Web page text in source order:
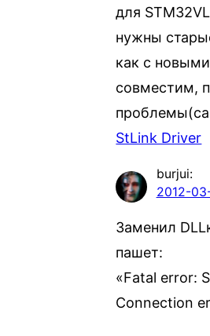
для
нужны
как с
совместим,
StLink Driver
burjui:
2012-
Заменил
пашет:
«Fatal error:
Connection